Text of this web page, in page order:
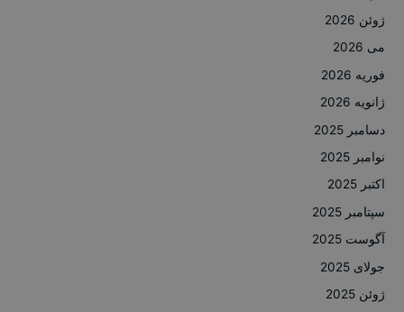
ژوئن 2026
می 2026
فوریه 2026
ژانویه 2026
دسامبر 2025
نوامبر 2025
اکتبر 2025
سپتامبر 2025
آگوست 2025
جولای 2025
ژوئن 2025